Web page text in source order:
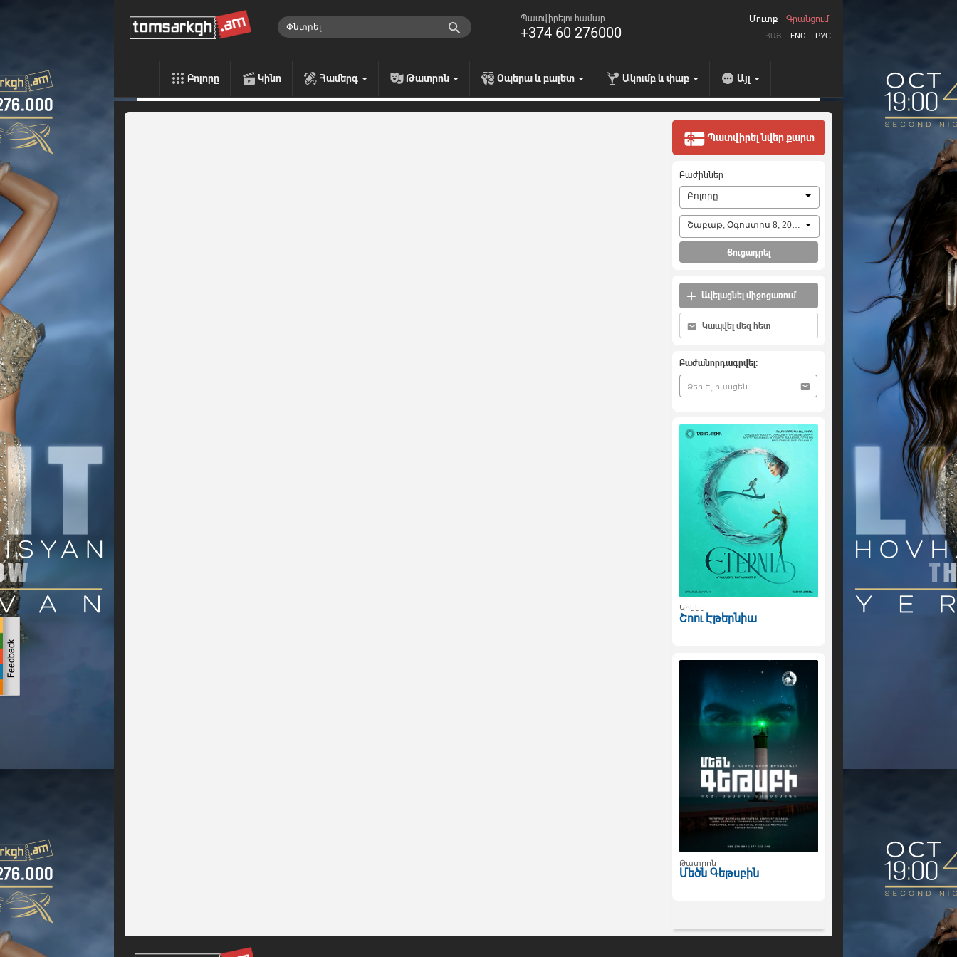
Պատվիրելու համար
+374 60 276000 ՀԱՅ ENG РУС
Մուտք Գրանցում
Բոլորը Կինո Համերգ Թատրոն Օպերա և բալետ Ակումբ և փաբ Այլ
Պատվիրել նվեր քարտ
Բաժիններ
Բոլորը
Շաբաթ, Օգոստոս 8, 2026
Ցուցադրել
Ավելացնել միջոցառում
Կապվել մեզ հետ
Բաժանորդագրվել:
Կրկես
Շոու Էթերնիա
Թատրոն
Մեծն Գեթսբին